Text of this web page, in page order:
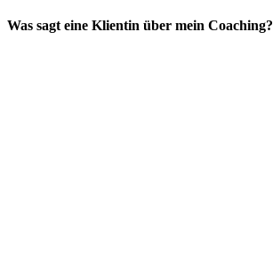
Was sagt eine Klientin über mein Coaching?